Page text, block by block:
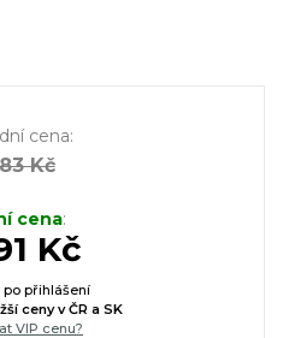
cena:
Kč
cena:
Kč
po přihlášení
ceny v ČR a SK
VIP cenu?